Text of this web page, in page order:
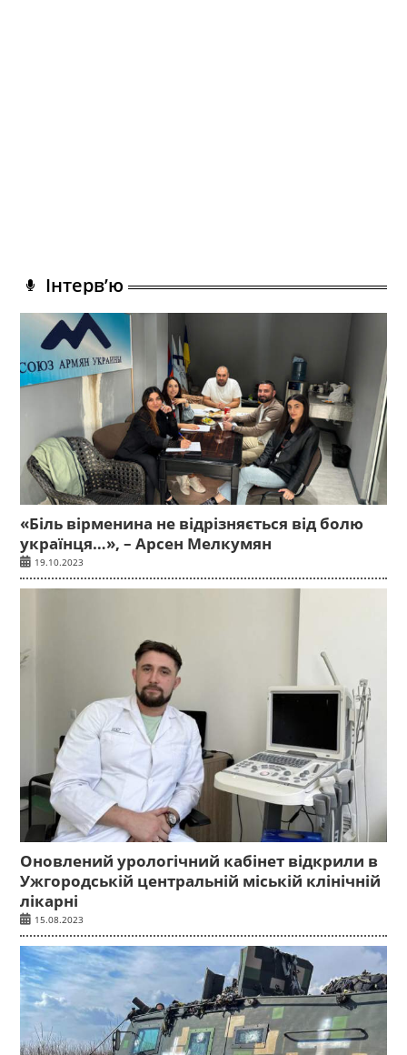
Інтерв’ю
«Біль вірменина не відрізняється від болю
українця…», – Арсен Мелкумян
19.10.2023
Оновлений урологічний кабінет відкрили в
Ужгородській центральній міській клінічній
лікарні
15.08.2023